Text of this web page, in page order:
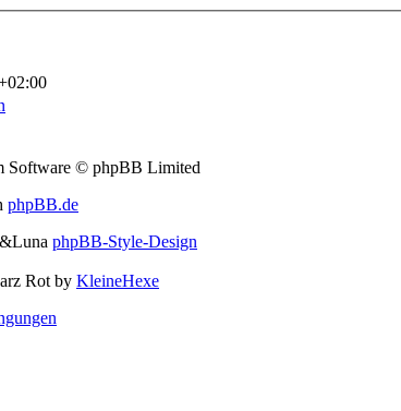
Software © phpBB Limited
phpBB.de
phpBB-Style-Design
Rot by KleineHexe